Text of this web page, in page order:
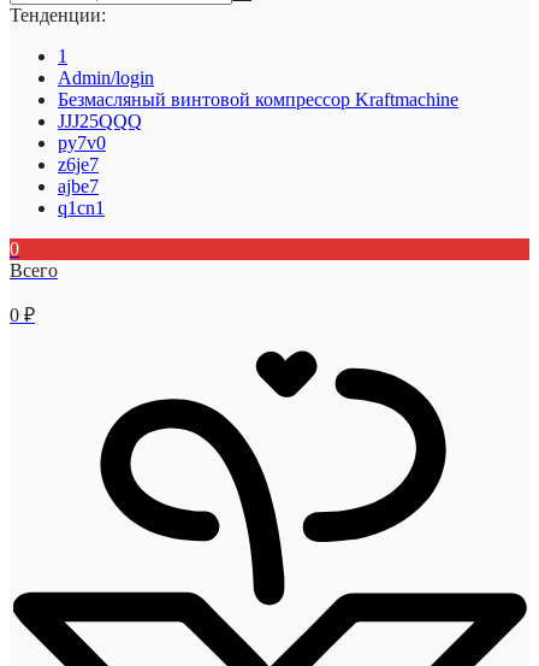
Тенденции:
1
Admin/login
Безмасляный винтовой компрессор Kraftmaсhine
JJJ25QQQ
py7v0
z6je7
ajbe7
q1cn1
0
Всего
0 ₽